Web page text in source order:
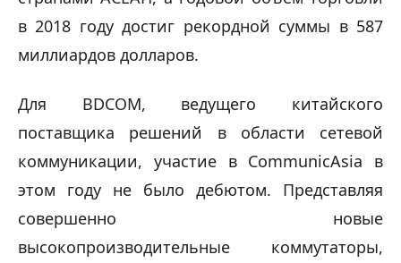
в 2018 году достиг рекордной суммы в 587
миллиардов долларов.
Для BDCOM, ведущего китайского
поставщика решений в области сетевой
коммуникации, участие в CommunicAsia в
этом году не было дебютом. Представляя
совершенно новые
высокопроизводительные коммутаторы,